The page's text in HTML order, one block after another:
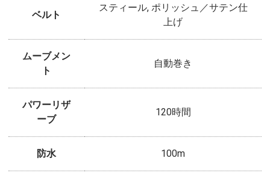
ベルト
スティール, ポリッシュ／サテン仕
上げ
ムーブメン
ト
自動巻き
パワーリザ
ーブ
120時間
防水 100m